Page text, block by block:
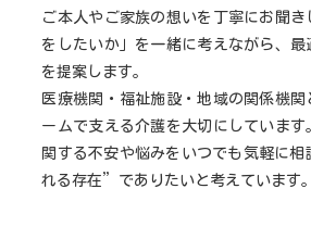
ご本人やご家族の想いを丁寧にお聞
をしたいか」を一緒に考えながら、最
を提案します。
医療機関・福祉施設・地域の関係機
ームで支える介護を大切にしています
関する不安や悩みをいつでも気軽に
れる存在”でありたいと考えています。